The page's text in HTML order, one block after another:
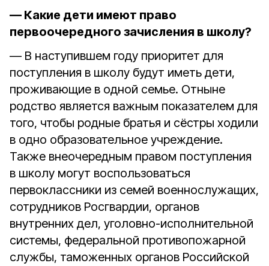
— Какие дети имеют право
первоочередного зачисления в школу?
— В наступившем году приоритет для
поступления в школу будут иметь дети,
проживающие в одной семье. Отныне
родство является важным показателем для
того, чтобы родные братья и сёстры ходили
в одно образовательное учреждение.
Также внеочередным правом поступления
в школу могут воспользоваться
первоклассники из семей военнослужащих,
сотрудников Росгвардии, органов
внутренних дел, уголовно-исполнительной
системы, федеральной противопожарной
службы, таможенных органов Российской